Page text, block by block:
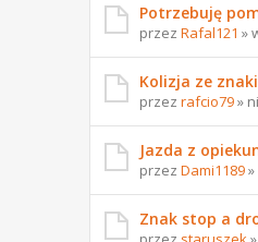
Potrzebuję
przez Rafal121 »
Kolizja ze
przez rafcio79»
Jazda z
przez Dami1189
Znak stop a